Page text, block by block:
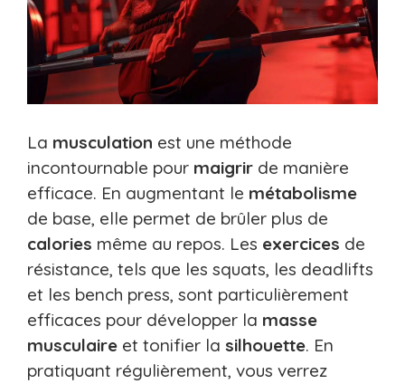
La musculation est une méthode
incontournable pour maigrir de manière
efficace. En augmentant le métabolisme
de base, elle permet de brûler plus de
calories même au repos. Les exercices de
résistance, tels que les squats, les deadlifts
et les bench press, sont particulièrement
efficaces pour développer la masse
musculaire et tonifier la silhouette. En
pratiquant régulièrement, vous verrez